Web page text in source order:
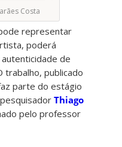
Costa
representar
poderá
de
trabalho, publicado
parte do estágio
Thiago
pelo professor